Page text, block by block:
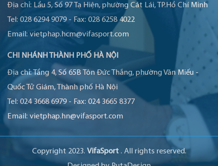
Địa chỉ: Lầu 5, Số 97 Tạ Hiện, phường Cát Lái, TP.Hồ Chí Minh
Tel: 028 6294 9079- Fax: 028 6258 4022
Email: vietphap.hcm@vifasport.com
CHI NHÁNH THÀNH PHỐ HÀ NỘI
Địa chỉ:Tầng 4, Số 65B Tôn Đức Thắng, phường Văn Miếu -
Quốc Tử Giám, Thành phố Hà Nội
Tel: 024 3668 6979- Fax: 024 3665 8377
Email: vietphap.hn@vifasport.com
Copyright 2023. VifaSport . All rights reserved.